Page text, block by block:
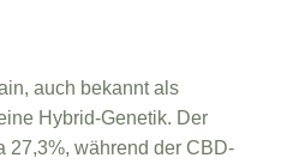
auch bekannt als
Hybrid-Genetik. Der
27,3%, während der CBD-